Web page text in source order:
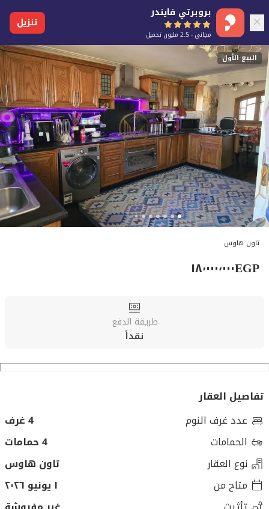
بروبرتي فايندر
مجاني - 2.5 مليون تحميل
تنزيل
البيع الأول
تاون هاوس
EGP١٨٬٠٠٠٬٠٠٠
طريقة الدفع
نقداً
تفاصيل العقار
عدد غرف النوم
4 غرف
الحمامات
4 حمامات
نوع العقار
تاون هاوس
متاح من
١ يونيو ٢٠٢٦